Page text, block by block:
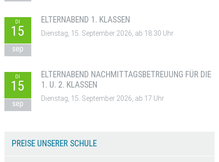
DI
15
sep
ELTERNABEND 1. KLASSEN
Dienstag, 15. September 2026, ab 18:30 Uhr
DI
15
sep
ELTERNABEND NACHMITTAGSBETREUUNG FÜR DIE
1. U. 2. KLASSEN
Dienstag, 15. September 2026, ab 17 Uhr
PREISE UNSERER SCHULE